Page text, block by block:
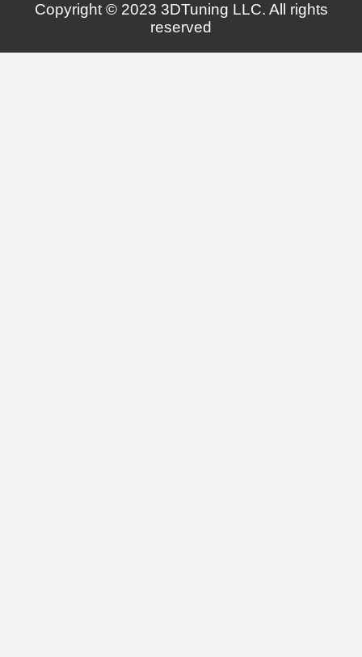
Copyright © 2023 3DTuning LLC. All rights
reserved